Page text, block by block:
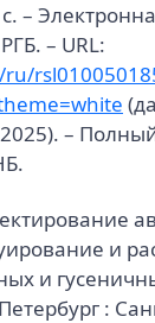
–
– URL:
–
и
и
: